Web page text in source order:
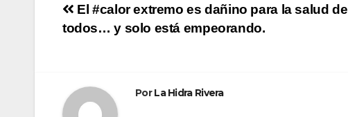
Navegación
El #calor extremo es dañino para la salud de
todos… y solo está empeorando.
PorLa Hidra Rivera